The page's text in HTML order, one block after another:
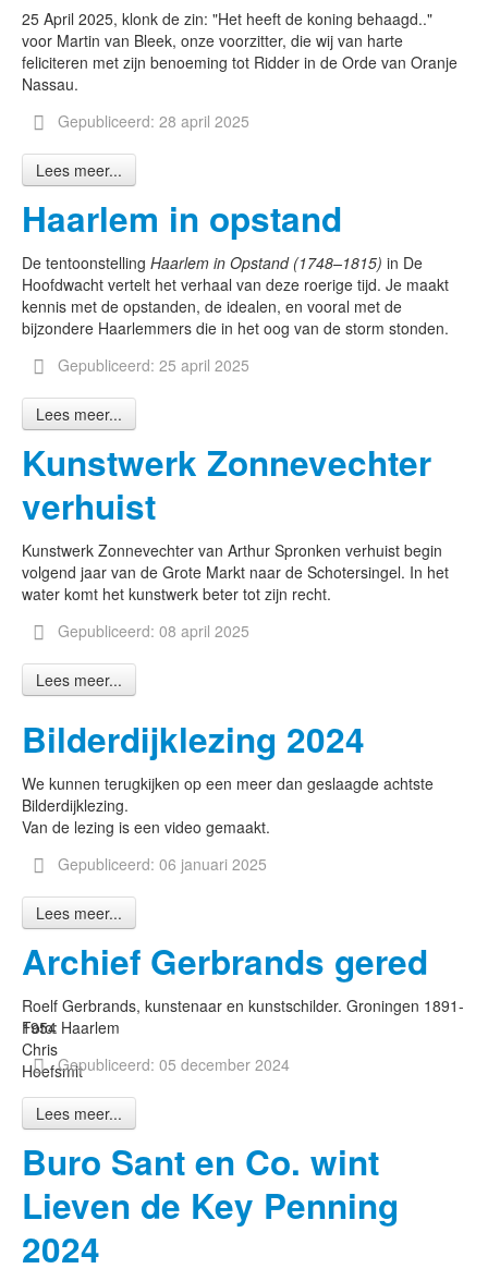
25 April 2025, klonk de zin: "Het heeft de koning behaagd.."
voor Martin van Bleek, onze voorzitter, die wij van harte
feliciteren met zijn benoeming tot Ridder in de Orde van Oranje
Nassau.
Gepubliceerd: 28 april 2025
Lees meer...
Haarlem in opstand
De tentoonstelling Haarlem in Opstand (1748–1815) in De
Hoofdwacht vertelt het verhaal van deze roerige tijd. Je maakt
kennis met de opstanden, de idealen, en vooral met de
bijzondere Haarlemmers die in het oog van de storm stonden.
Gepubliceerd: 25 april 2025
Lees meer...
Kunstwerk Zonnevechter
verhuist
Kunstwerk Zonnevechter van Arthur Spronken verhuist begin
volgend jaar van de Grote Markt naar de Schotersingel. In het
water komt het kunstwerk beter tot zijn recht.
Gepubliceerd: 08 april 2025
Lees meer...
Bilderdijklezing 2024
We kunnen terugkijken op een meer dan geslaagde achtste
Bilderdijklezing.
Van de lezing is een video gemaakt.
Gepubliceerd: 06 januari 2025
Lees meer...
Archief Gerbrands gered
Foto:
Chris
Hoefsmit
Roelf Gerbrands, kunstenaar en kunstschilder. Groningen 1891-
1954 Haarlem
Gepubliceerd: 05 december 2024
Lees meer...
Buro Sant en Co. wint
Lieven de Key Penning
2024